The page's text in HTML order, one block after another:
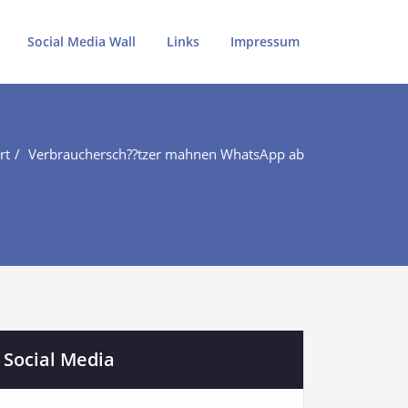
Social Media Wall Links Impressum
Verbrauchersch??tzer mahnen WhatsApp ab
Social Media